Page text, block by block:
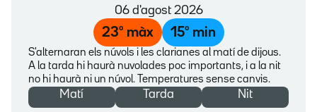
06 d'agost 2026
23º màx 15º min
S'alternaran els núvols i les clarianes al matí de dijous.
A la tarda hi haurà nuvolades poc importants, i a la nit
no hi haurà ni un núvol. Temperatures sense canvis.
Matí Tarda Nit